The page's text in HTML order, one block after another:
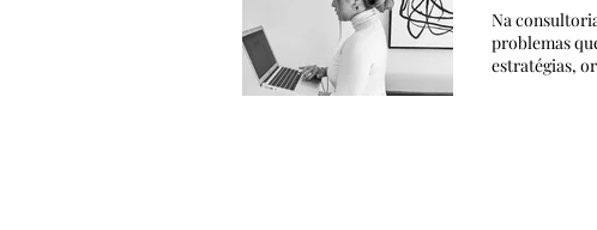
Na
problemas
estratégias,